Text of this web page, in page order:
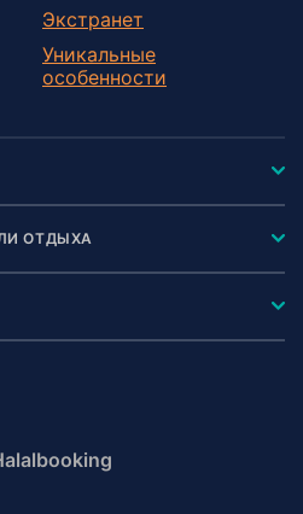
Экстранет
Уникальные
особенности
ОТДЫХА